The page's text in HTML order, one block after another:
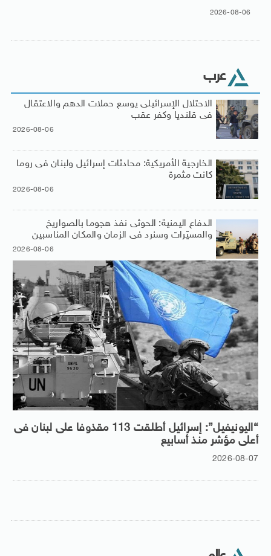
2026-08-06
عرب
الاحتلال الإسرائيلى يوسع حملات الدهم والاعتقال
فى قلنديا وكفر عقب
2026-08-06
الخارجية الأمريكية: محادثات إسرائيل ولبنان فى روما
كانت مثمرة
2026-08-06
الدفاع اليمنية: الحوثى نفذ هجوما بالصواريخ
والمسيّرات وسنرد فى الزمان والمكان المناسبين
2026-08-06
“اليونيفيل”: إسرائيل أطلقت 113 مقذوفا على لبنان فى
أعلى مؤشر منذ أسابيع
2026-08-07